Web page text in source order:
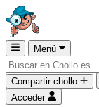
Menú
Compartir chollo
Acceder